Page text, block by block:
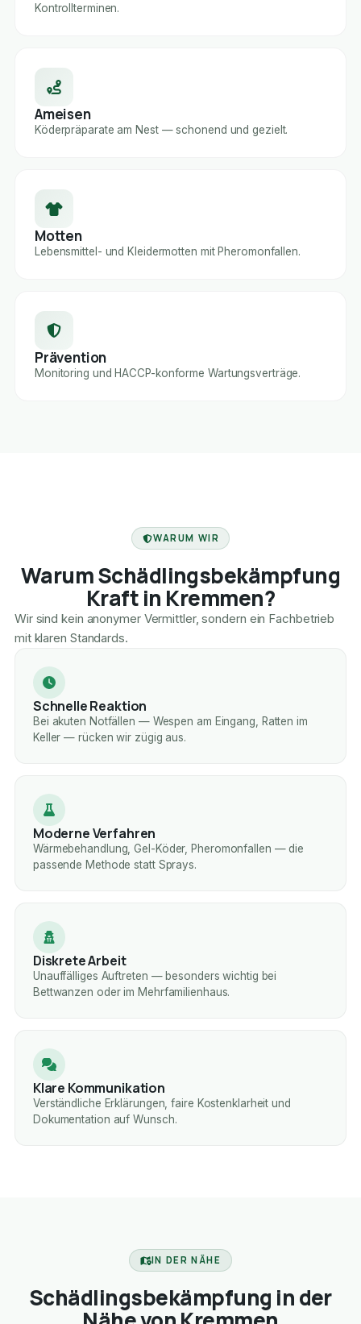
Kontrollterminen.
Ameisen
Köderpräparate am Nest — schonend und gezielt.
Motten
Lebensmittel- und Kleidermotten mit Pheromonfallen.
Prävention
Monitoring und HACCP-konforme Wartungsverträge.
WARUM WIR
Warum Schädlingsbekämpfung
Kraft in Kremmen?
Wir sind kein anonymer Vermittler, sondern ein Fachbetrieb
mit klaren Standards.
Schnelle Reaktion
Bei akuten Notfällen — Wespen am Eingang, Ratten im
Keller — rücken wir zügig aus.
Moderne Verfahren
Wärmebehandlung, Gel-Köder, Pheromonfallen — die
passende Methode statt Sprays.
Diskrete Arbeit
Unauffälliges Auftreten — besonders wichtig bei
Bettwanzen oder im Mehrfamilienhaus.
Klare Kommunikation
Verständliche Erklärungen, faire Kostenklarheit und
Dokumentation auf Wunsch.
IN DER NÄHE
Schädlingsbekämpfung in der